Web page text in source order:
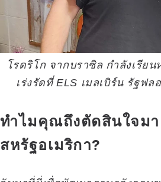
โรดริโก จากบราซิล กำลังเรีย
เร่งรัดที่ ELS เมลเบิร์น รัฐฟล
ทำไมคุณถึงตัดสินใจมา
สหรัฐอเมริกา?